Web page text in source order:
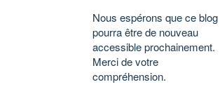
Nous espérons que ce blog
pourra être de nouveau
accessible prochainement.
Merci de votre
compréhension.